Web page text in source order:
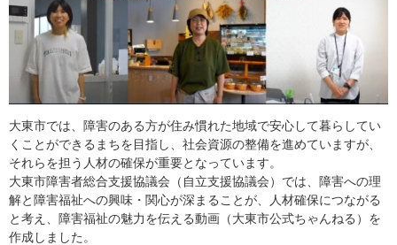
大東市では、障害のある方が住み慣れた地域で安心して暮らしてい
くことができるまちを目指し、社会資源の整備を進めていますが、
それらを担う人材の確保が重要となっています。
大東市障害者総合支援協議会（自立支援協議会）では、障害への理
解と障害福祉への興味・関心が深まることが、人材確保につながる
と考え、障害福祉の魅力を伝える動画（大東市公式ちゃんねる）を
作成しました。